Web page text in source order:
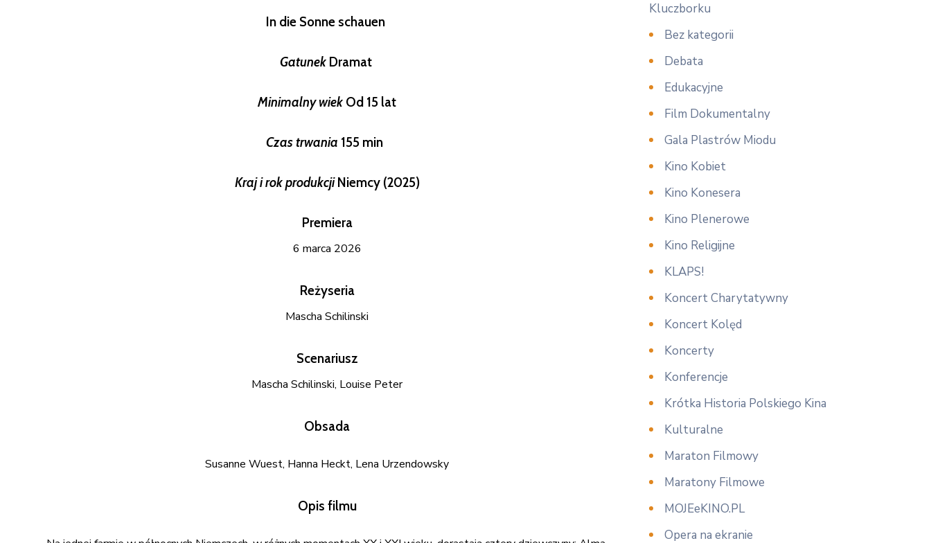
In die Sonne schauen
Gatunek Dramat
Minimalny wiek Od 15 lat
Czas trwania 155 min
Kraj i rok produkcjiNiemcy (2025)
Premiera
6 marca 2026
Reżyseria
Mascha Schilinski
Scenariusz
Mascha Schilinski, Louise Peter
Obsada
Susanne Wuest, Hanna Heckt, Lena Urzendowsky
Opis filmu
Kluczborku
Bez kategorii
Debata
Edukacyjne
Film Dokumentalny
Gala Plastrów Miodu
Kino Kobiet
Kino Konesera
Kino Plenerowe
Kino Religijne
KLAPS!
Koncert Charytatywny
Koncert Kolęd
Koncerty
Konferencje
Krótka Historia Polskiego Kina
Kulturalne
Maraton Filmowy
Maratony Filmowe
MOJEeKINO.PL
Opera na ekranie